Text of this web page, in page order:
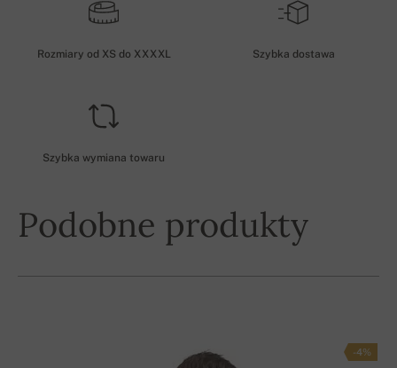
Rozmiary od XS do XXXXL Szybka dostawa
Szybka wymiana towaru
Podobne produkty
-4%